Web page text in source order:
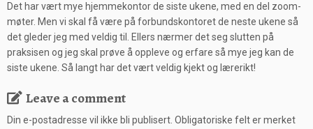
Det har vært mye hjemmekontor de siste ukene, med en del zoom-
møter. Men vi skal få være på forbundskontoret de neste ukene så
det gleder jeg med veldig til. Ellers nærmer det seg slutten på
praksisen og jeg skal prøve å oppleve og erfare så mye jeg kan de
siste ukene. Så langt har det vært veldig kjekt og lærerikt!
Leave a comment
Din e-postadresse vil ikke bli publisert. Obligatoriske felt er merket